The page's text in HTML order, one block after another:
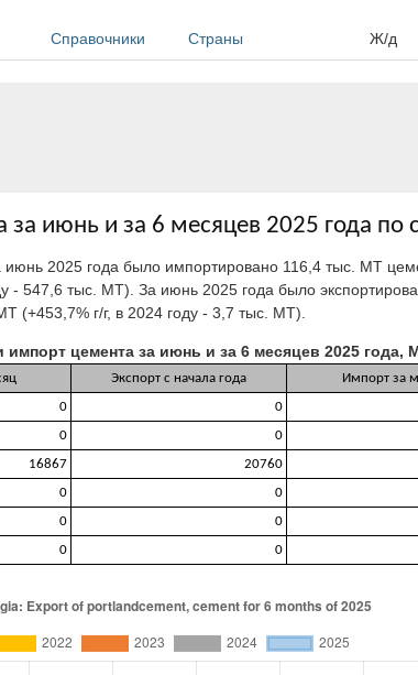
Справочники Страны Ж/д
за июнь и за 6 месяцев 2025 года по
июнь 2025 года было импортировано 116,4 тыс. МТ
- 547,6 тыс. МТ). За июнь 2025 года было
(+453,7% г/г, в 2024 году - 3,7 тыс. МТ).
импорт цемента за июнь и за 6 месяцев 2025 года,
Экспорт с начала года Импорт за
0 0
0 0
16867 20760
0 0
0 0
0 0